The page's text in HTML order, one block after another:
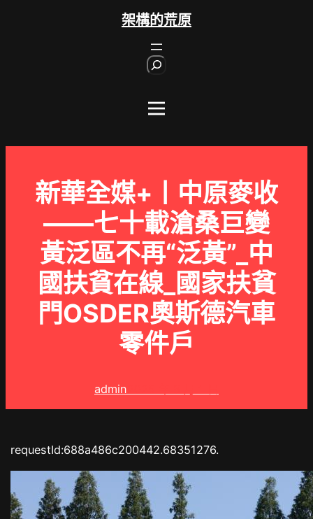
架構的荒原
新華全媒+丨中原麥收
——七十載滄桑巨變
黃泛區不再“泛黃”_中
國扶貧在線_國家扶貧
門OSDER奧斯德汽車
零件戶
admin
requestId:688a486c200442.68351276.